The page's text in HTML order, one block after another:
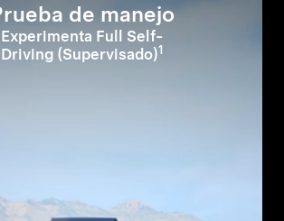
de manejo
Experimenta Full Self-
Driving (Supervisado)1